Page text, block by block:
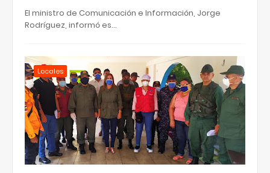
El ministro de Comunicación e Información, Jorge
Rodríguez, informó es…
Locales